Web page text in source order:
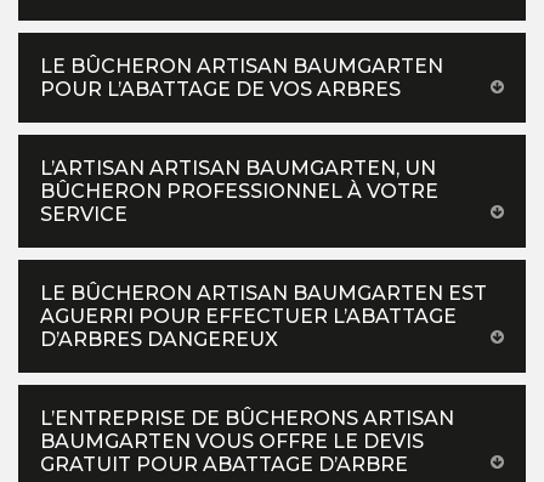
LE BÛCHERON ARTISAN BAUMGARTEN
POUR L’ABATTAGE DE VOS ARBRES
L’ARTISAN ARTISAN BAUMGARTEN, UN
BÛCHERON PROFESSIONNEL À VOTRE
SERVICE
LE BÛCHERON ARTISAN BAUMGARTEN EST
AGUERRI POUR EFFECTUER L’ABATTAGE
D’ARBRES DANGEREUX
L’ENTREPRISE DE BÛCHERONS ARTISAN
BAUMGARTEN VOUS OFFRE LE DEVIS
GRATUIT POUR ABATTAGE D’ARBRE